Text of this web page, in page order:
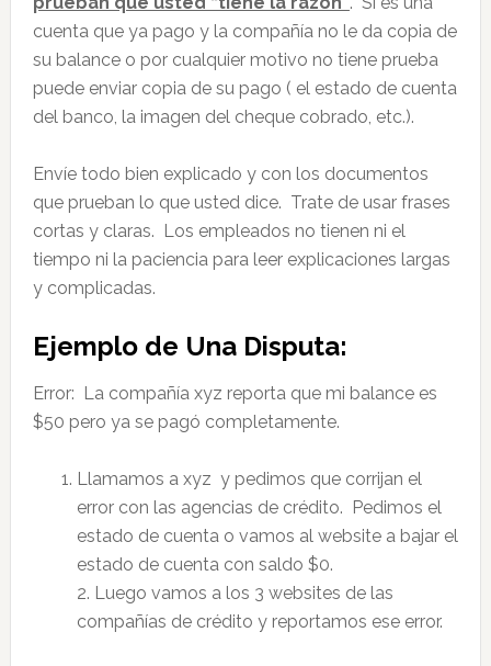
cuenta que ya pago y la compañía no le da copia de
su balance o por cualquier motivo no tiene prueba
puede enviar copia de su pago ( el estado de cuenta
del banco, la imagen del cheque cobrado, etc.).
Envíe todo bien explicado y con los documentos
que prueban lo que usted dice. Trate de usar frases
cortas y claras. Los empleados no tienen ni el
tiempo ni la paciencia para leer explicaciones largas
y complicadas.
Ejemplo de Una Disputa:
Error: La compañía xyz reporta que mi balance es
$50 pero ya se pagó completamente.
Llamamos a xyz y pedimos que corrijan el
error con las agencias de crédito. Pedimos el
estado de cuenta o vamos al website a bajar el
estado de cuenta con saldo $0.
2. Luego vamos a los 3 websites de las
compañías de crédito y reportamos ese error.